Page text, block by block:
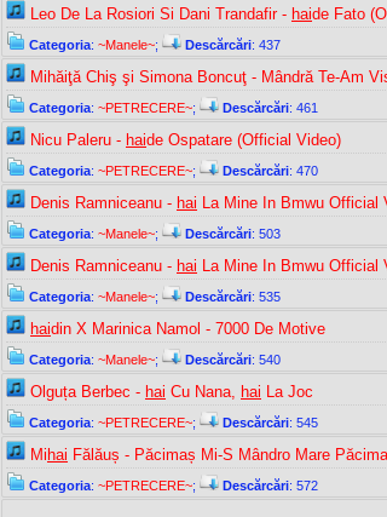
Leo De La Rosiori Si Dani Trandafir - haide Fato
Categoria: ~Manele~; Descărcări: 437
Mihăiţă Chiş şi Simona Boncuţ - Mândră Te-Am
Categoria: ~PETRECERE~; Descărcări: 461
Nicu Paleru - haide Ospatare (Official Video)
Categoria: ~PETRECERE~; Descărcări: 470
Denis Ramniceanu - hai La Mine In Bmwu Official
Categoria: ~Manele~; Descărcări: 503
Denis Ramniceanu - hai La Mine In Bmwu Official
Categoria: ~Manele~; Descărcări: 535
haidin X Marinica Namol - 7000 De Motive
Categoria: ~Manele~; Descărcări: 540
Olguța Berbec - hai Cu Nana, hai La Joc
Categoria: ~PETRECERE~; Descărcări: 545
Mi hai Fălăuș - Păcimaș Mi-S Mândro Mare
Categoria: ~PETRECERE~; Descărcări: 572